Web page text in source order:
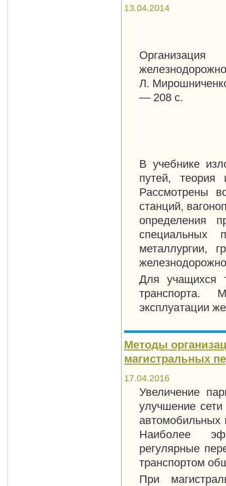
13.04.2014
Л.
— 208 с.
В учебнике
путей, теория
Рассмотрены
станций,
определения
специальных
металлургии,
Для учащихся
транспорта.
эксплуатации
Методы
магистральных
17.04.2016
Увеличение
улучшение сети
автомобильных
Наиболее
регулярные
транспортом
При